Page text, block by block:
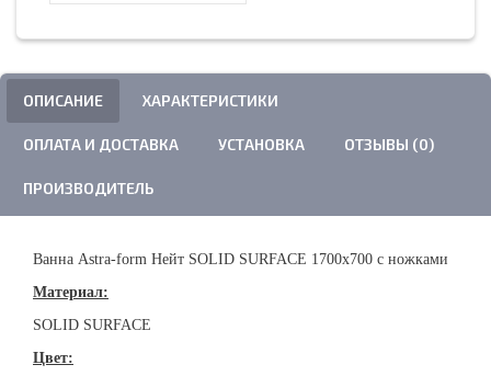
ОПИСАНИЕ ХАРАКТЕРИСТИКИ
ОПЛАТА И ДОСТАВКА УСТАНОВКА ОТЗЫВЫ (0)
ПРОИЗВОДИТЕЛЬ
Ванна Astra-form Нейт SOLID SURFACE 1700х700 с ножками
Материал:
SOLID SURFACE
Цвет: